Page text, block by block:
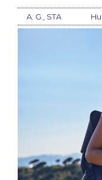
A. G., STA